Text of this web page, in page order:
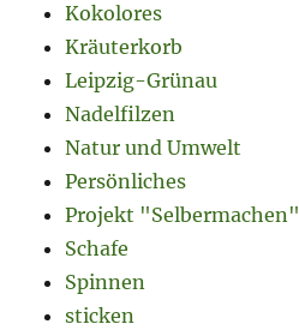
Kokolores
Kräuterkorb
Leipzig-Grünau
Nadelfilzen
Natur und Umwelt
Persönliches
Projekt "Selbermachen"
Schafe
Spinnen
sticken